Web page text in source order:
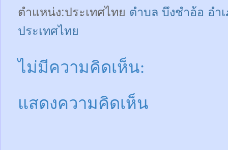
ตำแหน่ง:ประเทศไทย ตำบล บึงชำอ้อ อำ
ประเทศไทย
ไม่มีความคิดเห็น:
แสดงความคิดเห็น